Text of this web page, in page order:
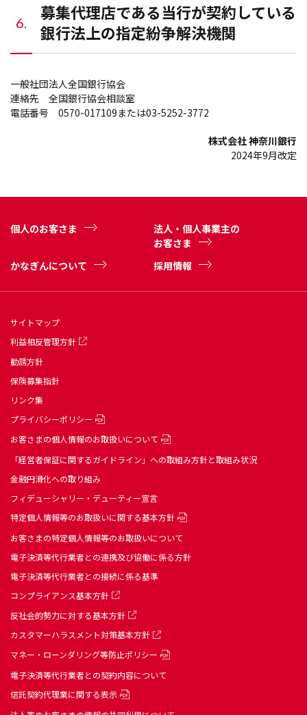
6.
募集代理店である当行が契約している
銀行法上の指定紛争解決機関
一般社団法人全国銀行協会
連絡先 全国銀行協会相談室
電話番号 0570-017109または03-5252-3772
株式会社 神奈川銀行
2024年9月改定
個人のお客さま
法人・個人事業主の
お客さま
かなぎんについて
採用情報
サイトマップ
利益相反管理方針
勧誘方針
保険募集指針
リンク集
プライバシーポリシー
お客さまの個人情報のお取扱いについて
「経営者保証に関するガイドライン」への取組み方針と取組み状況
金融円滑化への取り組み
フィデューシャリー・デューティー宣言
特定個人情報等のお取扱いに関する基本方針
お客さまの特定個人情報等のお取扱いについて
電子決済等代行業者との連携及び協働に係る方針
電子決済等代行業者との接続に係る基準
コンプライアンス基本方針
反社会的勢力に対する基本方針
カスタマーハラスメント対策基本方針
マネー・ローンダリング等防止ポリシー
電子決済等代行業者との契約内容について
信託契約代理業に関する表示